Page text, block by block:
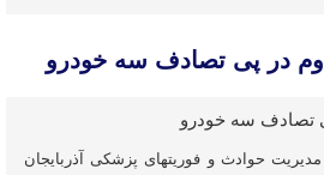
حوادث و فوریتهای پزشکی آذربایجان